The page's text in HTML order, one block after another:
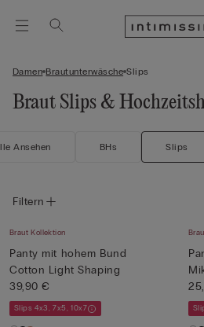
Damen Brautunterwäsche Slips
Braut Slips &
Ansehen BHs Slips
Filtern
Braut Kollektion
Panty mit hohem Bund
Cotton Light Shaping
39,90 €
Slips 4x3, 7x5, 10x7